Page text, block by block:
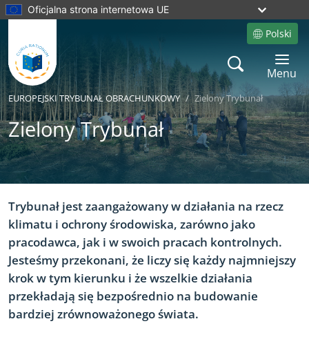
Oficjalna strona internetowa UE
Polski
Site language
Search
Toggle
Menu
EUROPEJSKI TRYBUNAŁ OBRACHUNKOWY Zielony Trybunał
Zielony Trybunał
Trybunał jest zaangażowany w działania na rzecz
klimatu i ochrony środowiska, zarówno jako
pracodawca, jak i w swoich pracach kontrolnych.
Jesteśmy przekonani, że liczy się każdy najmniejszy
krok w tym kierunku i że wszelkie działania
przekładają się bezpośrednio na budowanie
bardziej zrównoważonego świata.